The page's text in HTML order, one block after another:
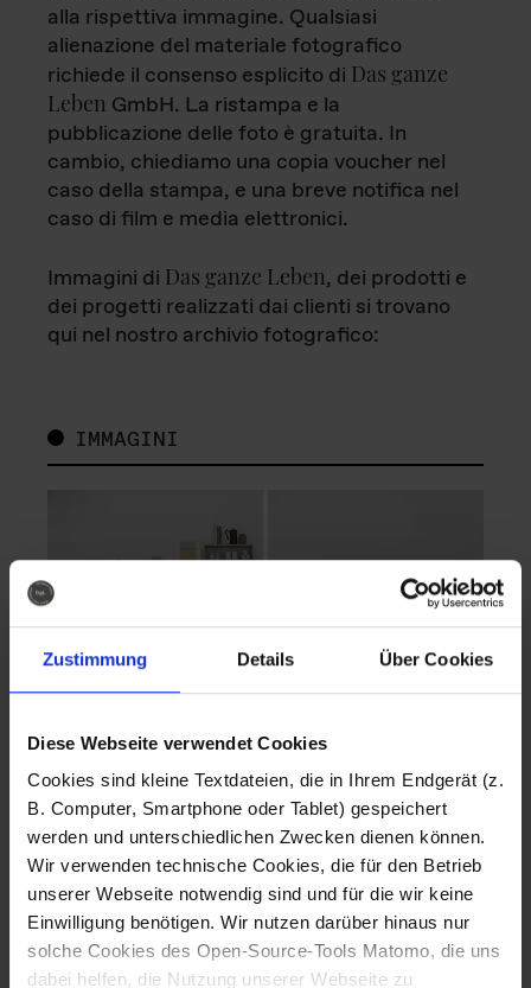
Zustimmung Details Über Cookies
Diese Webseite verwendet Cookies
Cookies sind kleine Textdateien, die in Ihrem Endgerät (z.
B. Computer, Smartphone oder Tablet) gespeichert
werden und unterschiedlichen Zwecken dienen können.
Wir verwenden technische Cookies, die für den Betrieb
unserer Webseite notwendig sind und für die wir keine
Einwilligung benötigen. Wir nutzen darüber hinaus nur
solche Cookies des Open-Source-Tools Matomo, die uns
dabei helfen, die Nutzung unserer Webseite zu
alla rispettiva immagine. Qualsiasi
alienazione del materiale fotografico
richiede il consenso esplicito di Das ganze
Leben GmbH. La ristampa e la
pubblicazione delle foto è gratuita. In
cambio, chiediamo una copia voucher nel
caso della stampa, e una breve notifica nel
caso di film e media elettronici.
Immagini di Das ganze Leben, dei prodotti e
dei progetti realizzati dai clienti si trovano
qui nel nostro archivio fotografico:
IMMAGINI
Fotografo: Lorenz
Sternbach
Download
Fotografo: Lorenz
Sternbach
Download